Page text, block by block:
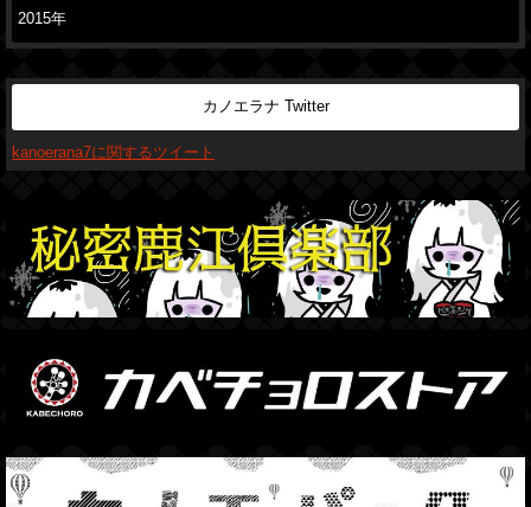
2015年
カノエラナ Twitter
kanoerana7に関するツイート